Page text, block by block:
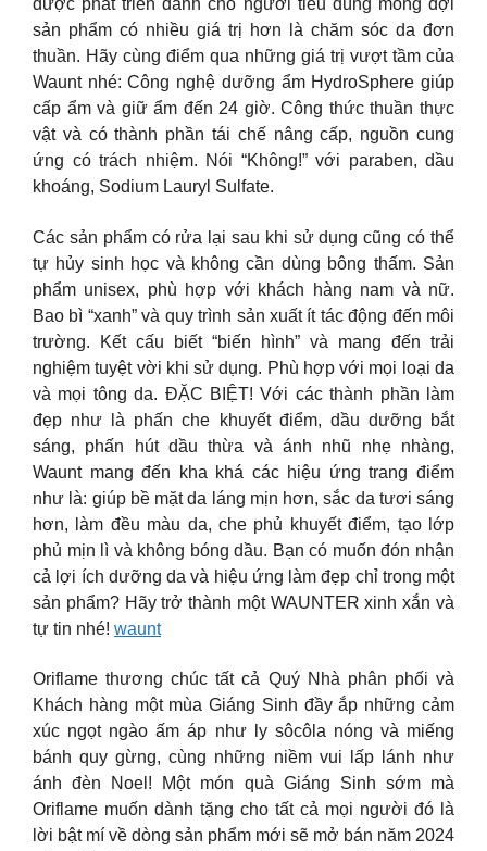
được phát triển dành cho người tiêu dùng mong đợi
sản phẩm có nhiều giá trị hơn là chăm sóc da đơn
thuần. Hãy cùng điểm qua những giá trị vượt tầm của
Waunt nhé: Công nghệ dưỡng ẩm HydroSphere giúp
cấp ẩm và giữ ẩm đến 24 giờ. Công thức thuần thực
vật và có thành phần tái chế nâng cấp, nguồn cung
ứng có trách nhiệm. Nói “Không!” với paraben, dầu
khoáng, Sodium Lauryl Sulfate.
Các sản phẩm có rửa lại sau khi sử dụng cũng có thể
tự hủy sinh học và không cần dùng bông thấm. Sản
phẩm unisex, phù hợp với khách hàng nam và nữ.
Bao bì “xanh” và quy trình sản xuất ít tác động đến môi
trường. Kết cấu biết “biến hình” và mang đến trải
nghiệm tuyệt vời khi sử dụng. Phù hợp với mọi loại da
và mọi tông da. ĐẶC BIỆT! Với các thành phần làm
đẹp như là phấn che khuyết điểm, dầu dưỡng bắt
sáng, phấn hút dầu thừa và ánh nhũ nhẹ nhàng,
Waunt mang đến kha khá các hiệu ứng trang điểm
như là: giúp bề mặt da láng mịn hơn, sắc da tươi sáng
hơn, làm đều màu da, che phủ khuyết điểm, tạo lớp
phủ mịn lì và không bóng dầu. Bạn có muốn đón nhận
cả lợi ích dưỡng da và hiệu ứng làm đẹp chỉ trong một
sản phẩm? Hãy trở thành một WAUNTER xinh xắn và
tự tin nhé! waunt
Oriflame thương chúc tất cả Quý Nhà phân phối và
Khách hàng một mùa Giáng Sinh đầy ắp những cảm
xúc ngọt ngào ấm áp như ly sôcôla nóng và miếng
bánh quy gừng, cùng những niềm vui lấp lánh như
ánh đèn Noel! Một món quà Giáng Sinh sớm mà
Oriflame muốn dành tặng cho tất cả mọi người đó là
lời bật mí về dòng sản phẩm mới sẽ mở bán năm 2024